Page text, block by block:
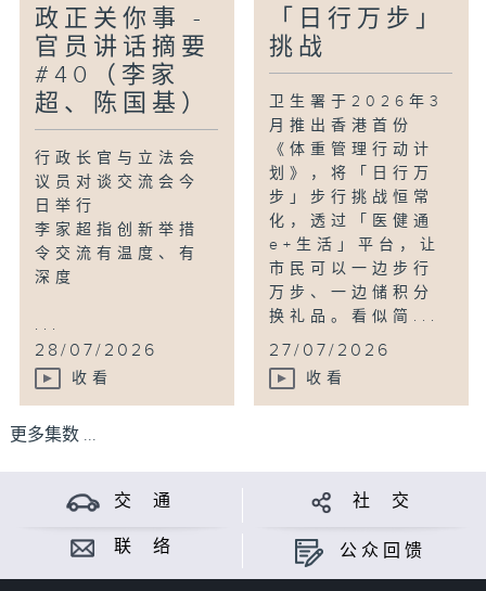
政正关你事 -
官员讲话摘要
#40（李家
超、陈国基）
行政长官与立法会
议员对谈交流会今
日举行
李家超指创新举措
令交流有温度、有
深度
...
28/07/2026
收看
「日行万步」
挑战
卫生署于2026年3
月推出香港首份
《体重管理行动计
划》，将「日行万
步」步行挑战恒常
化，透过「医健通
e+生活」平台，让
市民可以一边步行
万步、一边储积分
换礼品。看似简...
27/07/2026
收看
更多集数 ...
交 通 社 交
联 络 公众回馈